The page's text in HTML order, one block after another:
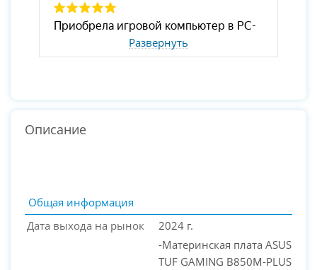
Развернуть
Описание
Общая информация
Дата выхода на рынок
2024 г.
-Материнская плата ASUS
TUF GAMING B850M-PLUS